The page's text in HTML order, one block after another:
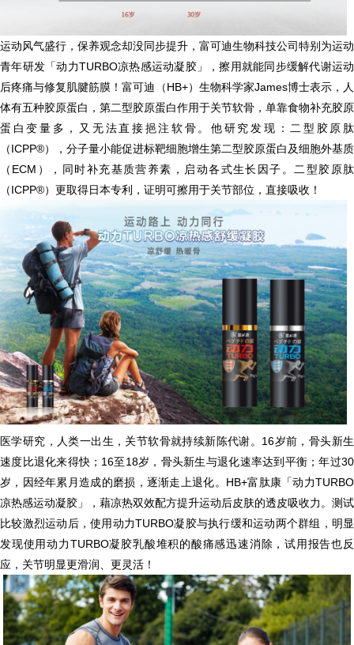
运动风气盛行，保养观念却没同步提升，富可迪生物科技公司特别为运动
青年研发「动力TURBO凉热感运动凝胶」，擦用就能同步缓解代谢运动
后疼痛与修复肌腱筋膜！富可迪（HB+）生物科学家James博士表示，人
体有五种胶原蛋白，第二型胶原蛋白作用于关节软骨，单靠食物补充胶原
蛋白变量多，又无法直接挹注软骨。他研究发现：二型胶原肽
（ICPP®），分子量小能促进标靶细胞增生第二型胶原蛋白及细胞外基质
（ECM），同时补充基质营养素，启动各式生长因子。二型胶原肽
（ICPP®）更取得日本专利，证明可擦用于关节部位，直接吸收！
医学研究，人类一出生，关节软骨就持续新陈代谢。16岁前，骨头新生
速度比退化来得快；16至18岁，骨头新生与退化速率达到平衡；年过30
岁，因经年累月造成的磨损，逐渐走上退化。HB+富肽康「动力TURBO
凉热感运动凝胶」，藉凉热双效配方提升运动后皮肤的透皮吸收力。测试
比较激烈运动后，使用动力TURBO凝胶与执行缓和运动两个群组，明显
发现使用动力TURBO凝胶乳酸堆积的酸痛感迅速消除，试用报告也反
应，关节明显更滑润、更灵活！